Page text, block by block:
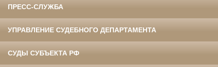
ПРЕСС-СЛУЖБА
УПРАВЛЕНИЕ СУДЕБНОГО ДЕПАРТАМЕНТА
СУДЫ СУБЪЕКТА РФ